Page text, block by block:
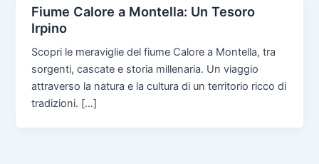
Fiume Calore a Montella: Un Tesoro
Irpino
Scopri le meraviglie del fiume Calore a Montella, tra
sorgenti, cascate e storia millenaria. Un viaggio
attraverso la natura e la cultura di un territorio ricco di
tradizioni. […]